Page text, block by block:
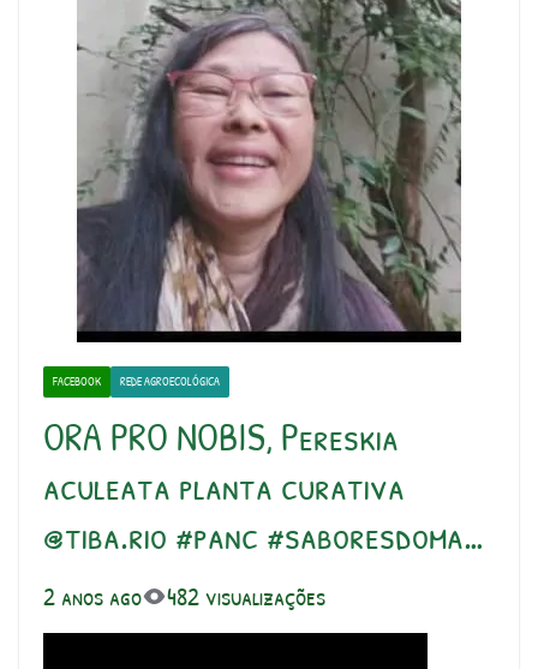
FACEBOOK REDE AGROECOLÓGICA
ORA PRO NOBIS, Pereskia
aculeata planta curativa
@tiba.rio #panc #saboresdoma…
2 anos ago 482 visualizações